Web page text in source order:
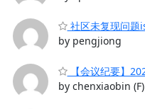
社区未复现问题
by pengjiong
【会议纪要】
by chenxiaobin (F)